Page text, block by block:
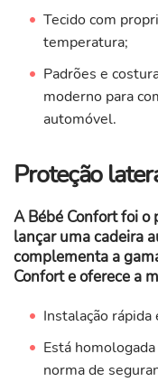
Tecido com
temperatura;
Padrões e
moderno para
automóvel.
Proteção
A Bébé Confort foi o
lançar uma cadeira
complementa a
Confort e oferece a
Instalação
Está
norma de